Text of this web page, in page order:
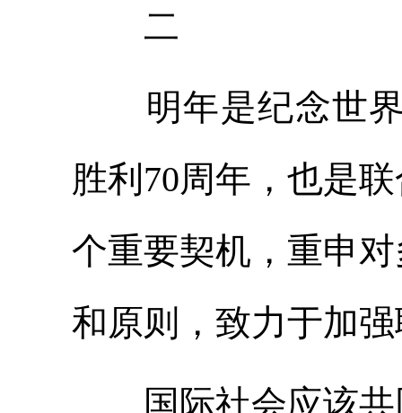
二
明年是纪念世界
胜利70周年，也是
个重要契机，重申
和原则，致力于加
国际社会应该共